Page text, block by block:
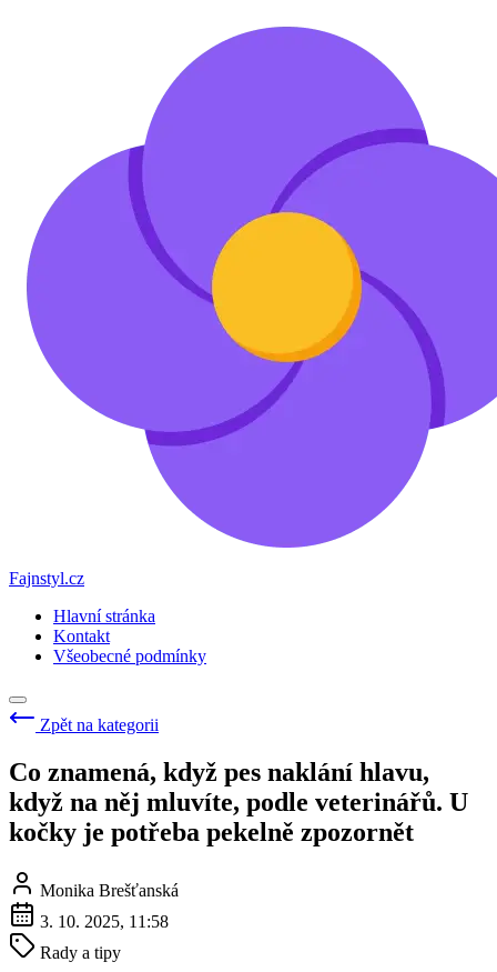
Fajnstyl.cz
Hlavní stránka
Kontakt
Všeobecné podmínky
Zpět na kategorii
Co znamená, když pes naklání hlavu,
když na něj mluvíte, podle veterinářů. U
kočky je potřeba pekelně zpozornět
Monika Brešťanská
3. 10. 2025, 11:58
Rady a tipy